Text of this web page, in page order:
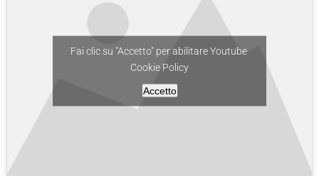
Fai clic su "Accetto" per abilitare Youtube
Cookie Policy
Accetto